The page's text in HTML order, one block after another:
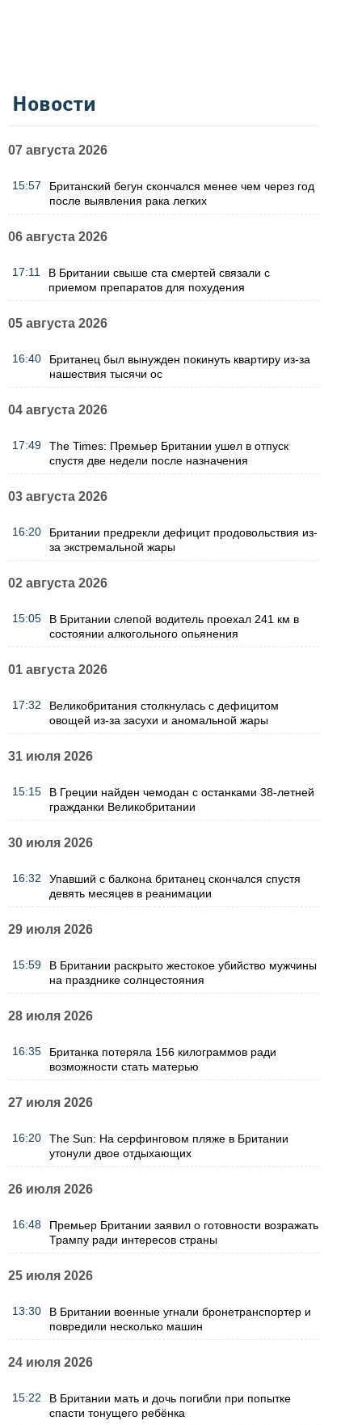
Новости
07 августа 2026
15:57
Британский бегун скончался менее чем через год
после выявления рака легких
06 августа 2026
17:11
В Британии свыше ста смертей связали с
приемом препаратов для похудения
05 августа 2026
16:40
Британец был вынужден покинуть квартиру из-за
нашествия тысячи ос
04 августа 2026
17:49
The Times: Премьер Британии ушел в отпуск
спустя две недели после назначения
03 августа 2026
16:20
Британии предрекли дефицит продовольствия из-
за экстремальной жары
02 августа 2026
15:05
В Британии слепой водитель проехал 241 км в
состоянии алкогольного опьянения
01 августа 2026
17:32
Великобритания столкнулась с дефицитом
овощей из-за засухи и аномальной жары
31 июля 2026
15:15
В Греции найден чемодан с останками 38-летней
гражданки Великобритании
30 июля 2026
16:32
Упавший с балкона британец скончался спустя
девять месяцев в реанимации
29 июля 2026
15:59
В Британии раскрыто жестокое убийство мужчины
на празднике солнцестояния
28 июля 2026
16:35
Британка потеряла 156 килограммов ради
возможности стать матерью
27 июля 2026
16:20
The Sun: На серфинговом пляже в Британии
утонули двое отдыхающих
26 июля 2026
16:48
Премьер Британии заявил о готовности возражать
Трампу ради интересов страны
25 июля 2026
13:30
В Британии военные угнали бронетранспортер и
повредили несколько машин
24 июля 2026
15:22
В Британии мать и дочь погибли при попытке
спасти тонущего ребёнка